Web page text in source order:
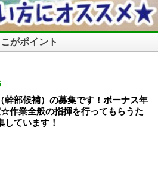
がポイント
幹部候補）の募集です！ボーナス年
作業全般の指揮を行ってもらうた
ています！